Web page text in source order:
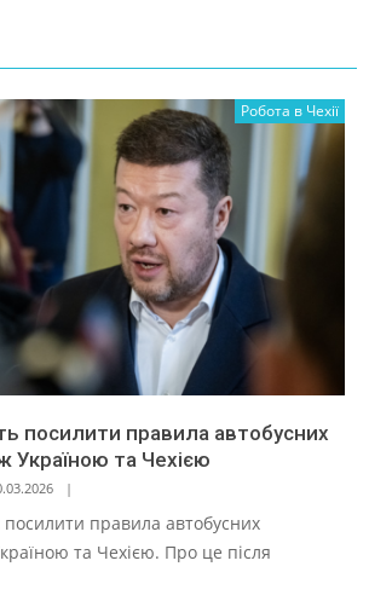
Робота в Чехії
посилити правила автобусних
Україною та Чехією
посилити правила автобусних
та Чехією. Про це після